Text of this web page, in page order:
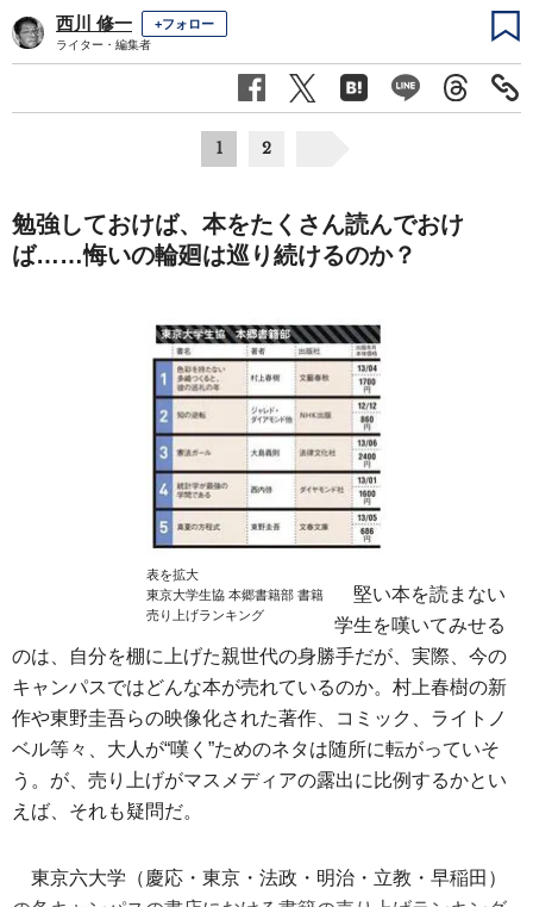
西川 修一 +フォロー
ライター・編集者
1 2
勉強しておけば、本をたくさん読んでおけ
ば……悔いの輪廻は巡り続けるのか？
表を拡大
東京大学生協 本郷書籍部 書籍
売り上げランキング
堅い本を読まない
学生を嘆いてみせる
のは、自分を棚に上げた親世代の身勝手だが、実際、今の
キャンパスではどんな本が売れているのか。村上春樹の新
作や東野圭吾らの映像化された著作、コミック、ライトノ
ベル等々、大人が“嘆く”ためのネタは随所に転がっていそ
う。が、売り上げがマスメディアの露出に比例するかとい
えば、それも疑問だ。
東京六大学（慶応・東京・法政・明治・立教・早稲田）